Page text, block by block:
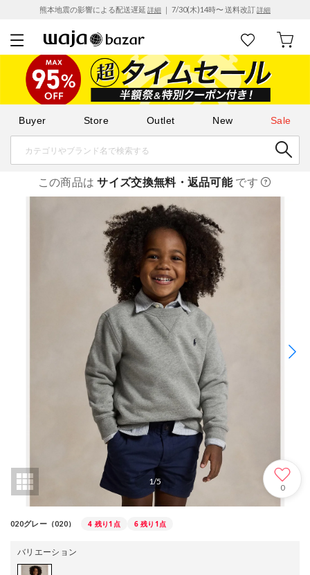
熊本地震の影響による配送遅延 詳細 ｜ 7/30(木)14時〜 送料改訂詳細
Buyer Store Outlet New Sale
この商品はサイズ交換無料・返品可能です
1/5
0
020グレー（020） 4 残り1点 6 残り1点
バリエーション